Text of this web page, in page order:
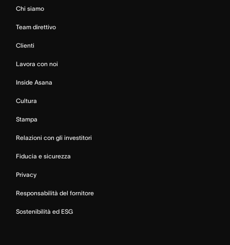
Chi siamo
Team direttivo
Clienti
Lavora con noi
Inside Asana
Cultura
Stampa
Relazioni con gli investitori
Fiducia e sicurezza
Privacy
Responsabilità del fornitore
Sostenibilità ed ESG